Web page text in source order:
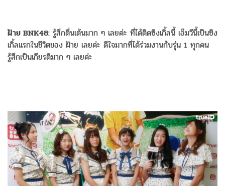
ฝ้าย BNK48: รู้สึกตื่นเต้นมาก ๆ เลยค่ะ ที่ได้ติดซิงเกิ้ลนี้ เอ็มวีนี้เป็นซิง
เกิ้ลแรกในชีวิตของ ฝ้าย เลยค่ะ ดีใจมากที่ได้ร่วมงานกับรุ่น 1 ทุกคน
รู้สึกเป็นเกียรติมาก ๆ เลยค่ะ